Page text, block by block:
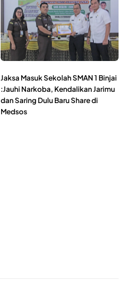
Jaksa Masuk Sekolah SMAN 1 Binjai
:Jauhi Narkoba, Kendalikan Jarimu
dan Saring Dulu Baru Share di
Medsos